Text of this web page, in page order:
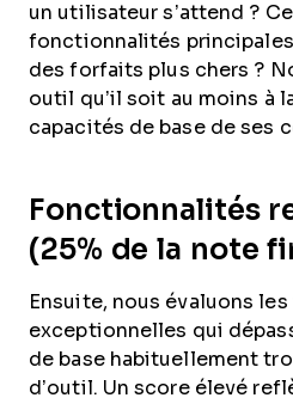
un utilisateur s’attend ?
fonctionnalités
des forfaits plus chers ?
outil qu’il soit au moins à
capacités de base de ses
Fonctionnalités
(25% de la note
Ensuite, nous évaluons
exceptionnelles qui
de base habituellement
d’outil. Un score élevé